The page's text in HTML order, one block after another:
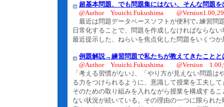
超基本問題、でも問題集にはない、そんな問題
@Author Youichi.Fukushima
最近は問題データベースソフトが便利で､練習問
日常化することで、問題を作成しなければならな
最近提示した、ねらいを焦点化した問題をいくつ
例題解説→練習問題で私たちが教えてきたことと
@Author Youichi.Fukushima @Version
「考える習慣がない｣、「やり方が見えない問題
る力をつけられるように、意識して授業を工夫し
そのための取り組みを入れながら授業を構成する
ない状況が続いている。その理由の一つに限られ